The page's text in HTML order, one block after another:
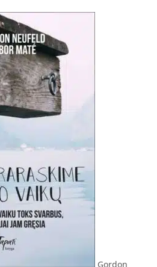
Gordon